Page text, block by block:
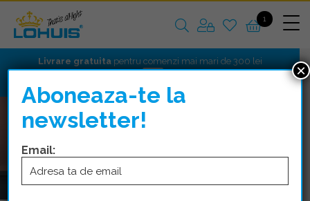
1
Livrare gratuitapentru comenzi mai mari de 300 lei
Aboneaza-te la
newsletter!
Email:
×